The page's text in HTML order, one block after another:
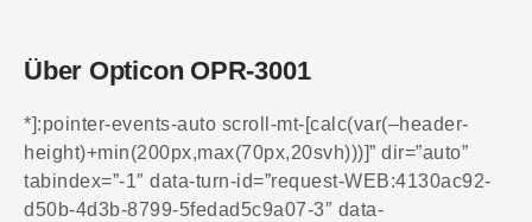
Über Opticon OPR-3001
*]:pointer-events-auto scroll-mt-[calc(var(–header-
height)+min(200px,max(70px,20svh)))]” dir=”auto”
tabindex=”-1″ data-turn-id=”request-WEB:4130ac92-
d50b-4d3b-8799-5fedad5c9a07-3″ data-